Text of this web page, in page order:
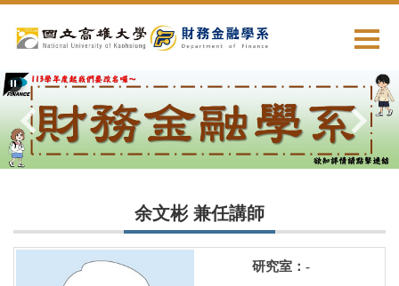
到
要
內
區
余文彬 兼任講師
研究室：-